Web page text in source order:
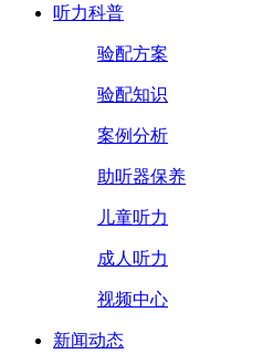
听力科普
验配方案
验配知识
案例分析
助听器保养
儿童听力
成人听力
视频中心
新闻动态